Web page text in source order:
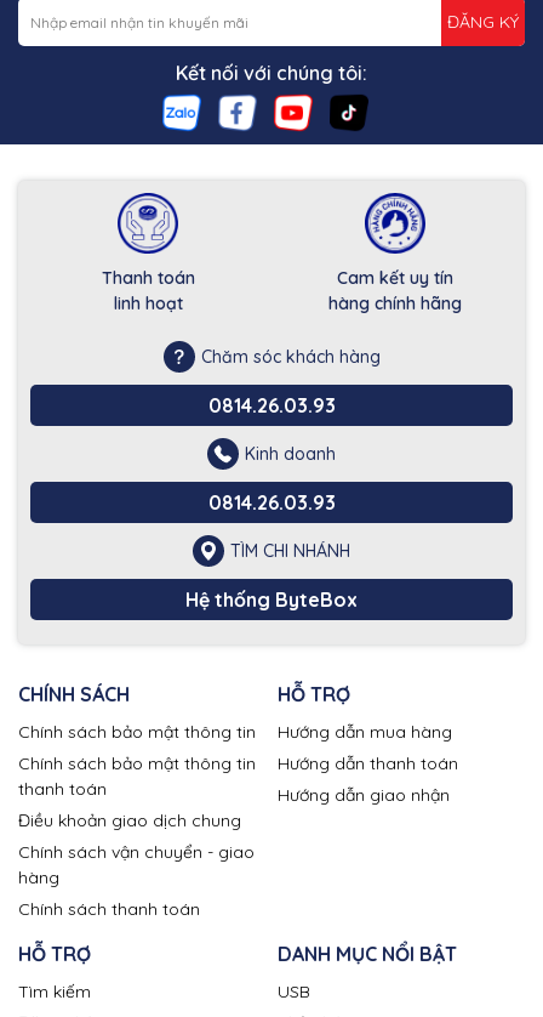
ĐĂNG KÝ
Kết nối với chúng tôi:
Thanh toán
linh hoạt
Cam kết uy tín
hàng chính hãng
Chăm sóc khách hàng
0814.26.03.93
Kinh doanh
0814.26.03.93
TÌM CHI NHÁNH
Hệ thống ByteBox
CHÍNH SÁCH
Chính sách bảo mật thông tin
Chính sách bảo mật thông tin
thanh toán
Điều khoản giao dịch chung
Chính sách vận chuyển - giao
hàng
Chính sách thanh toán
HỖ TRỢ
Hướng dẫn mua hàng
Hướng dẫn thanh toán
Hướng dẫn giao nhận
HỖ TRỢ
Tìm kiếm
DANH MỤC NỔI BẬT
USB